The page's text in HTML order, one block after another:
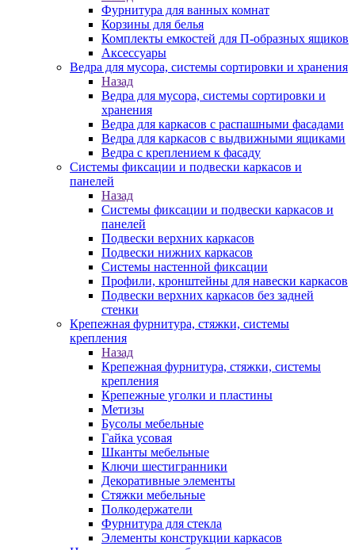
Фурнитура для ванных комнат
Корзины для белья
Комплекты емкостей для П-образных ящиков
Аксессуары
Ведра для мусора, системы сортировки и хранения
Назад
Ведра для мусора, системы сортировки и
хранения
Ведра для каркасов с распашными фасадами
Ведра для каркасов с выдвижными ящиками
Ведра с креплением к фасаду
Системы фиксации и подвески каркасов и
панелей
Назад
Системы фиксации и подвески каркасов и
панелей
Подвески верхних каркасов
Подвески нижних каркасов
Системы настенной фиксации
Профили, кронштейны для навески каркасов
Подвески верхних каркасов без задней
стенки
Крепежная фурнитура, стяжки, системы
крепления
Назад
Крепежная фурнитура, стяжки, системы
крепления
Крепежные уголки и пластины
Метизы
Бусолы мебельные
Гайка усовая
Шканты мебельные
Ключи шестигранники
Декоративные элементы
Стяжки мебельные
Полкодержатели
Фурнитура для стекла
Элементы конструкции каркасов